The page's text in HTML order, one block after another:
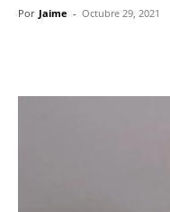
Por Jaime - Octubre 29, 2021